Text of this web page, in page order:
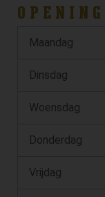
Maandag
Dinsdag
Woensdag
Donderdag
Vrijdag